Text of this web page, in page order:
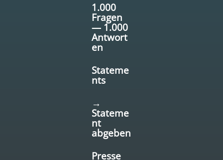
1.000
Fragen
— 1.000
Antwort
en
Stateme
nts
→
Stateme
nt
abgeben
Presse